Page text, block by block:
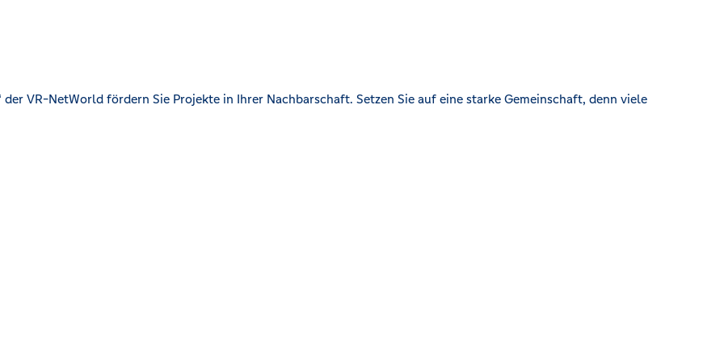
VR-NetWorld fördern Sie Projekte in Ihrer Nachbarschaft. Setzen Sie auf eine starke Gemeinschaft, denn viele